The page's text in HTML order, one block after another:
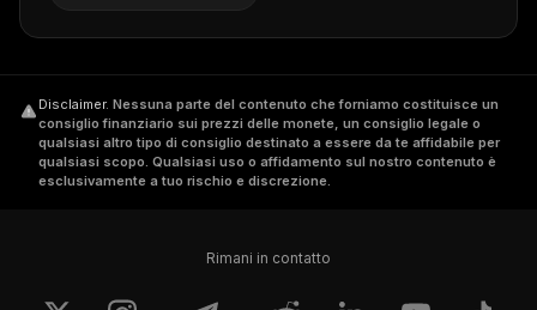
Disclaimer. Nessuna parte del contenuto che forniamo costituisce un
consiglio finanziario sui prezzi delle monete, un consiglio legale o
qualsiasi altro tipo di consiglio destinato a essere da te affidabile per
qualsiasi scopo. Qualsiasi uso o affidamento sul nostro contenuto è
esclusivamente a tuo rischio e discrezione.
Rimani in contatto